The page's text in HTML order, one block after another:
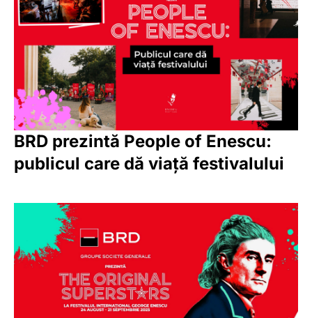
BRD prezintă People of Enescu:
publicul care dă viață festivalului